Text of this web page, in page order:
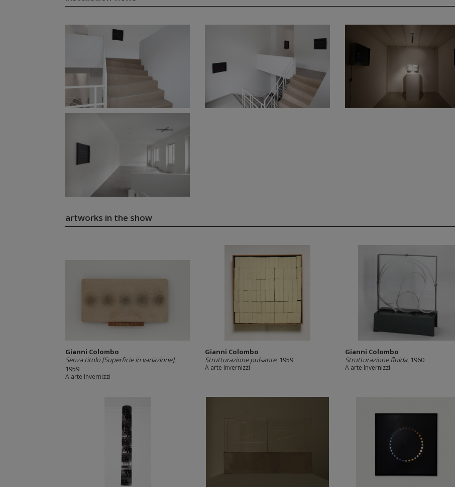
artworks in the show
Gianni Colombo
Senza titolo [Superficie in variazione],
1959
A arte Invernizzi
Gianni Colombo
Strutturazione pulsante, 1959
A arte Invernizzi
Gianni Colombo
Strutturazione fluida, 1960
A arte Invernizzi